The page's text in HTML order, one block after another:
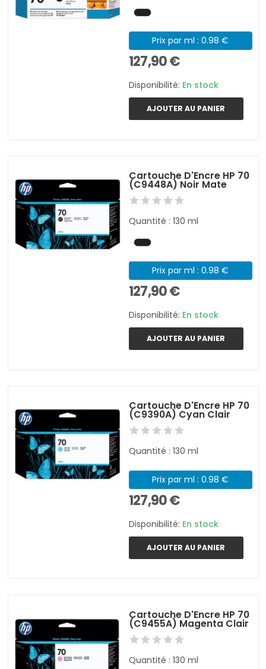
Prix par ml : 0.98 €
127,90 €
Disponibilité: En stock
AJOUTER AU PANIER
Cartouche D'Encre HP 70
(C9448A) Noir Mate
Quantité : 130 ml
Prix par ml : 0.98 €
127,90 €
Disponibilité: En stock
AJOUTER AU PANIER
Cartouche D'Encre HP 70
(C9390A) Cyan Clair
Quantité : 130 ml
Prix par ml : 0.98 €
127,90 €
Disponibilité: En stock
AJOUTER AU PANIER
Cartouche D'Encre HP 70
(C9455A) Magenta Clair
Quantité : 130 ml